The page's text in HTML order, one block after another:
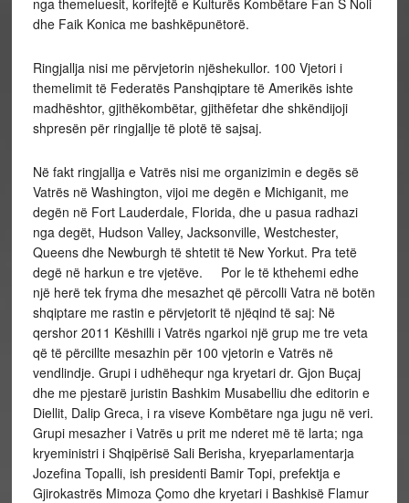
nga themeluesit, korifejtë e Kulturës Kombëtare Fan S Noli
dhe Faik Konica me bashkëpunëtorë.
Ringjallja nisi me përvjetorin njëshekullor. 100 Vjetori i
themelimit të Federatës Panshqiptare të Amerikës ishte
madhështor, gjithëkombëtar, gjithëfetar dhe shkëndijoji
shpresën për ringjallje të plotë të sajsaj.
Në fakt ringjallja e Vatrës nisi me organizimin e degës së
Vatrës në Washington, vijoi me degën e Michiganit, me
degën në Fort Lauderdale, Florida, dhe u pasua radhazi
nga degët, Hudson Valley, Jacksonville, Westchester,
Queens dhe Newburgh të shtetit të New Yorkut. Pra tetë
degë në harkun e tre vjetëve. Por le të kthehemi edhe
një herë tek fryma dhe mesazhet që përcolli Vatra në botën
shqiptare me rastin e përvjetorit të njëqind të saj: Në
qershor 2011 Këshilli i Vatrës ngarkoi një grup me tre veta
që të përcillte mesazhin për 100 vjetorin e Vatrës në
vendlindje. Grupi i udhëhequr nga kryetari dr. Gjon Buçaj
dhe me pjestarë juristin Bashkim Musabelliu dhe editorin e
Diellit, Dalip Greca, i ra viseve Kombëtare nga jugu në veri.
Grupi mesazher i Vatrës u prit me nderet më të larta; nga
kryeministri i Shqipërisë Sali Berisha, kryeparlamentarja
Jozefina Topalli, ish presidenti Bamir Topi, prefektja e
Gjirokastrës Mimoza Çomo dhe kryetari i Bashkisë Flamur